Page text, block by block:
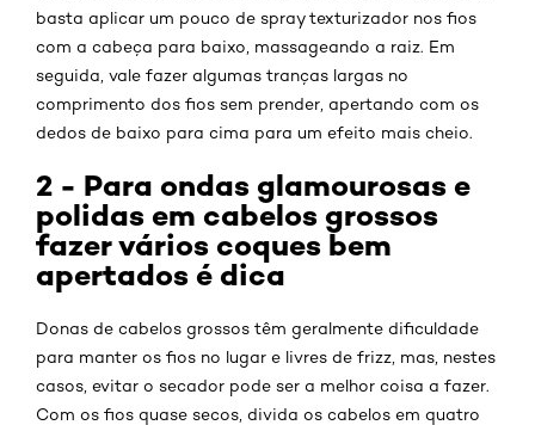
basta aplicar um pouco de spray texturizador nos fios
com a cabeça para baixo, massageando a raiz. Em
seguida, vale fazer algumas tranças largas no
comprimento dos fios sem prender, apertando com os
dedos de baixo para cima para um efeito mais cheio.
2 - Para ondas glamourosas e
polidas em cabelos grossos
fazer vários coques bem
apertados é dica
Donas de cabelos grossos têm geralmente dificuldade
para manter os fios no lugar e livres de frizz, mas, nestes
casos, evitar o secador pode ser a melhor coisa a fazer.
Com os fios quase secos, divida os cabelos em quatro